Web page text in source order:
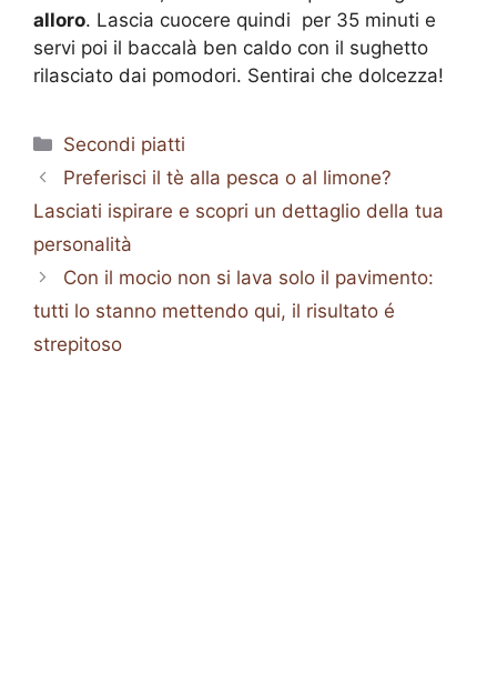
alloro. Lascia cuocere quindi per 35 minuti e
servi poi il baccalà ben caldo con il sughetto
rilasciato dai pomodori. Sentirai che dolcezza!
Categorie
Secondi piatti
Preferisci il tè alla pesca o al limone?
Lasciati ispirare e scopri un dettaglio della tua
personalità
Con il mocio non si lava solo il pavimento:
tutti lo stanno mettendo qui, il risultato é
strepitoso